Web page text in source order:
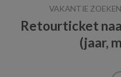
VAKANTIE ZOEKEN
Retourticket
(jaar,